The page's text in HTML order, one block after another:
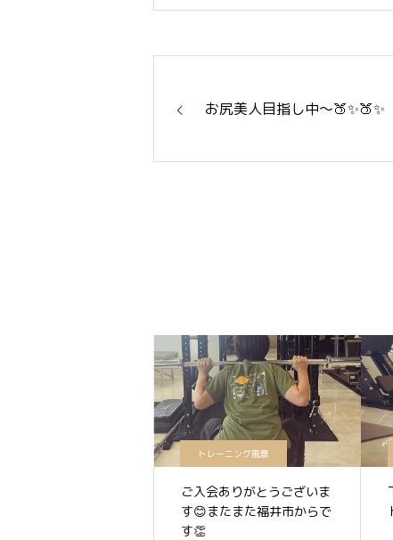
お尻美人目指し中〜🍑✨🍑✨
トレーニング風景
ご入会ありがとうございま
す😊またまた福井市からで
す👏